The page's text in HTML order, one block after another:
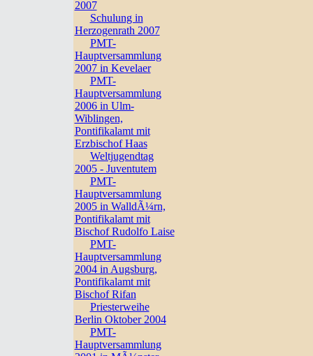
2007
Schulung in
Herzogenrath 2007
PMT-
Hauptversammlung
2007 in Kevelaer
PMT-
Hauptversammlung
2006 in Ulm-
Wiblingen,
Pontifikalamt mit
Erzbischof Haas
Weltjugendtag
2005 - Juventutem
PMT-
Hauptversammlung
2005 in WalldÃ¼rn,
Pontifikalamt mit
Bischof Rudolfo Laise
PMT-
Hauptversammlung
2004 in Augsburg,
Pontifikalamt mit
Bischof Rifan
Priesterweihe
Berlin Oktober 2004
PMT-
Hauptversammlung